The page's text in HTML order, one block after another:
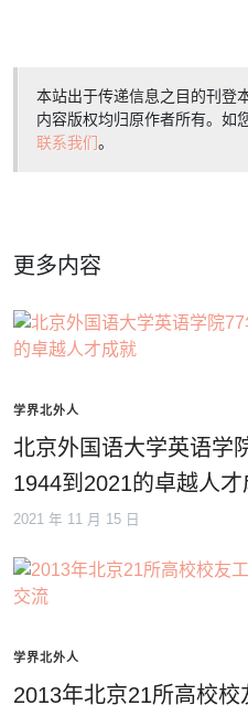
本站出于传递信息之目的刊登
内容版权均归原作者所有。如
联系我们。
更多内容
学界北外人
北京外国语大学英语学
1944到2021的卓越人才
2021 年 11 月 15 日
学界北外人
2013年北京21所高校